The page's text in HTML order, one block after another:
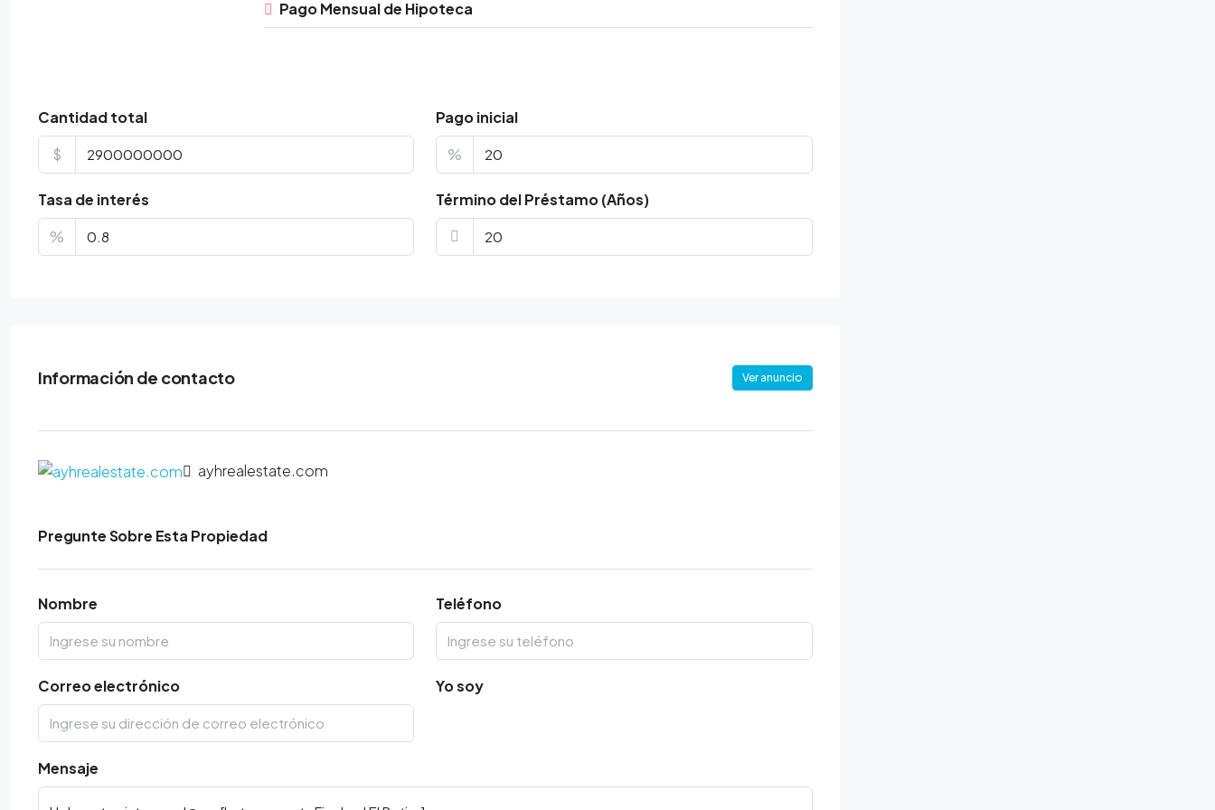
Pago Mensual de Hipoteca
Cantidad total
$
Pago inicial
%
Tasa de interés
%
Término del Préstamo (Años)
Información de contacto Ver anuncio
ayhrealestate.com
Pregunte Sobre Esta Propiedad
Nombre Teléfono
Correo electrónico Yo soy
Mensaje